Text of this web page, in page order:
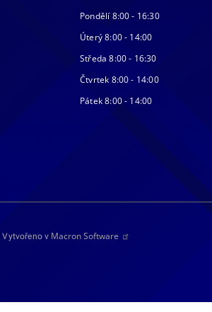
Pondělí 8:00 - 16:30
Úterý 8:00 - 14:00
Středa 8:00 - 16:30
Čtvrtek 8:00 - 14:00
Pátek 8:00 - 14:00
Vytvořeno v Macron Software